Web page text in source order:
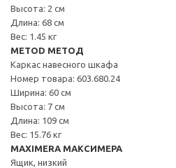
Высота: 2 см
Длина: 68 см
Вес: 1.45 кг
METOD МЕТОД
Каркас навесного шкафа
Номер товара: 603.680.24
Ширина: 60 см
Высота: 7 см
Длина: 109 см
Вес: 15.76 кг
MAXIMERA МАКСИМЕРА
Ящик, низкий